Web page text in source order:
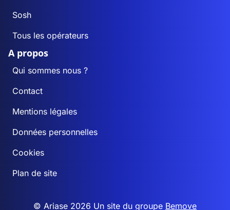
Sosh
Tous les opérateurs
A propos
Qui sommes nous ?
Contact
Mentions légales
Données personnelles
Cookies
Plan de site
© Ariase 2026 Un site du groupe Bemove